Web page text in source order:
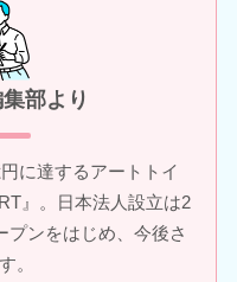
部より
に達するアートトイ
』。日本法人設立は2
プンをはじめ、今後さ
。